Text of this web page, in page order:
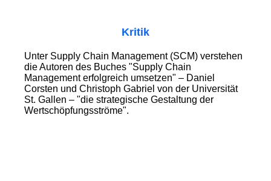
Kritik
Unter Supply Chain Management (SCM) verstehen
die Autoren des Buches "Supply Chain
Management erfolgreich umsetzen" – Daniel
Corsten und Christoph Gabriel von der Universität
St. Gallen – "die strategische Gestaltung der
Wertschöpfungsströme".